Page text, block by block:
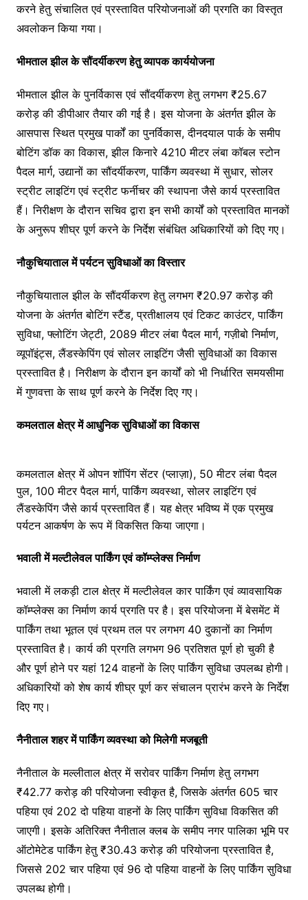
करने हेतु संचालित एवं प्रस्तावित परियोजनाओं की प्रगति का विस्तृत
अवलोकन किया गया।
भीमताल झील के सौंदर्यीकरण हेतु व्यापक कार्ययोजना
भीमताल झील के पुनर्विकास एवं सौंदर्यीकरण हेतु लगभग ₹25.67
करोड़ की डीपीआर तैयार की गई है। इस योजना के अंतर्गत झील के
आसपास स्थित प्रमुख पार्कों का पुनर्विकास, दीनदयाल पार्क के समीप
बोटिंग डॉक का विकास, झील किनारे 4210 मीटर लंबा कॉबल स्टोन
पैदल मार्ग, उद्यानों का सौंदर्यीकरण, पार्किंग व्यवस्था में सुधार, सोलर
स्ट्रीट लाइटिंग एवं स्ट्रीट फर्नीचर की स्थापना जैसे कार्य प्रस्तावित
हैं। निरीक्षण के दौरान सचिव द्वारा इन सभी कार्यों को प्रस्तावित मानकों
के अनुरूप शीघ्र पूर्ण करने के निर्देश संबंधित अधिकारियों को दिए गए।
नौकुचियाताल में पर्यटन सुविधाओं का विस्तार
नौकुचियाताल झील के सौंदर्यीकरण हेतु लगभग ₹20.97 करोड़ की
योजना के अंतर्गत बोटिंग स्टैंड, प्रतीक्षालय एवं टिकट काउंटर, पार्किंग
सुविधा, फ्लोटिंग जेट्टी, 2089 मीटर लंबा पैदल मार्ग, गज़ीबो निर्माण,
व्यूपॉइंट्स, लैंडस्केपिंग एवं सोलर लाइटिंग जैसी सुविधाओं का विकास
प्रस्तावित है। निरीक्षण के दौरान इन कार्यों को भी निर्धारित समयसीमा
में गुणवत्ता के साथ पूर्ण करने के निर्देश दिए गए।
कमलताल क्षेत्र में आधुनिक सुविधाओं का विकास
कमलताल क्षेत्र में ओपन शॉपिंग सेंटर (प्लाज़ा), 50 मीटर लंबा पैदल
पुल, 100 मीटर पैदल मार्ग, पार्किंग व्यवस्था, सोलर लाइटिंग एवं
लैंडस्केपिंग जैसे कार्य प्रस्तावित हैं। यह क्षेत्र भविष्य में एक प्रमुख
पर्यटन आकर्षण के रूप में विकसित किया जाएगा।
भवाली में मल्टीलेवल पार्किंग एवं कॉम्प्लेक्स निर्माण
भवाली में लकड़ी टाल क्षेत्र में मल्टीलेवल कार पार्किंग एवं व्यावसायिक
कॉम्प्लेक्स का निर्माण कार्य प्रगति पर है। इस परियोजना में बेसमेंट में
पार्किंग तथा भूतल एवं प्रथम तल पर लगभग 40 दुकानों का निर्माण
प्रस्तावित है। कार्य की प्रगति लगभग 96 प्रतिशत पूर्ण हो चुकी है
और पूर्ण होने पर यहां 124 वाहनों के लिए पार्किंग सुविधा उपलब्ध होगी।
अधिकारियों को शेष कार्य शीघ्र पूर्ण कर संचालन प्रारंभ करने के निर्देश
दिए गए।
नैनीताल शहर में पार्किंग व्यवस्था को मिलेगी मजबूती
नैनीताल के मल्लीताल क्षेत्र में सरोवर पार्किंग निर्माण हेतु लगभग
₹42.77 करोड़ की परियोजना स्वीकृत है, जिसके अंतर्गत 605 चार
पहिया एवं 202 दो पहिया वाहनों के लिए पार्किंग सुविधा विकसित की
जाएगी। इसके अतिरिक्त नैनीताल क्लब के समीप नगर पालिका भूमि पर
ऑटोमेटेड पार्किंग हेतु ₹30.43 करोड़ की परियोजना प्रस्तावित है,
जिससे 202 चार पहिया एवं 96 दो पहिया वाहनों के लिए पार्किंग सुविधा
उपलब्ध होगी।